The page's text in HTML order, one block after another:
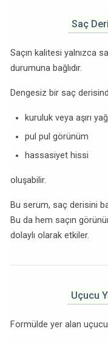
Saç
Saçın kalitesi yalnızca
durumuna bağlıdır.
Dengesiz bir saç
kuruluk veya aşırı
pul pul görünüm
hassasiyet hissi
oluşabilir.
Bu serum, saç derisini
Bu da hem saçın
dolaylı olarak etkiler.
Uçucu
Formülde yer alan